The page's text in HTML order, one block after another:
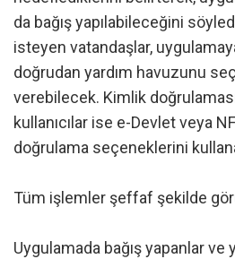
da bağış yapılabileceğini
isteyen vatandaşlar,
doğrudan yardım havuzunu
verebilecek. Kimlik
kullanıcılar ise e-Devlet veya
doğrulama seçeneklerini
Tüm işlemler şeffaf şekilde
Uygulamada bağış yapanlar ve